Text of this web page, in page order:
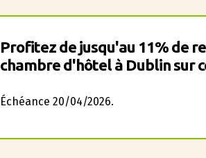
Profitez de jusqu'au 11% de
chambre d'hôtel à Dublin sur
Échéance 20/04/2026.